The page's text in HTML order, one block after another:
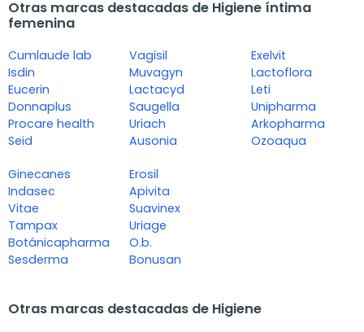
Otras marcas destacadas de Higiene íntima
femenina
Cumlaude lab
Isdin
Eucerin
Donnaplus
Procare health
Seid
Vagisil
Muvagyn
Lactacyd
Saugella
Uriach
Ausonia
Exelvit
Lactoflora
Leti
Unipharma
Arkopharma
Ozoaqua
Ginecanes
Indasec
Vitae
Tampax
Botánicapharma
Sesderma
Erosil
Apivita
Suavinex
Uriage
O.b.
Bonusan
Otras marcas destacadas de Higiene